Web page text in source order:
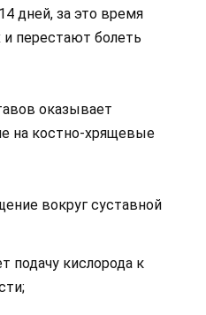
дней, за это время
и перестают болеть
оказывает
на костно-хрящевые
вокруг суставной
подачу кислорода к